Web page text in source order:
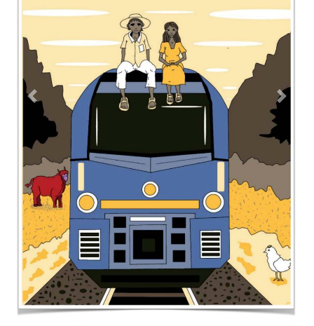
Contacto Directorio Aviso de privacidad
Copyright ©2026 Todos los derechos reservados | La Jornada
Maya